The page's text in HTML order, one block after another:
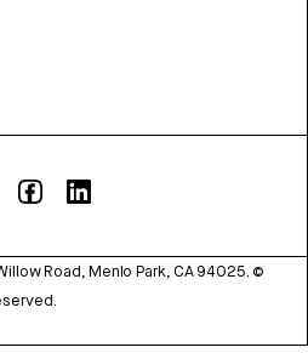
Road, Menlo Park, CA 94025. ©